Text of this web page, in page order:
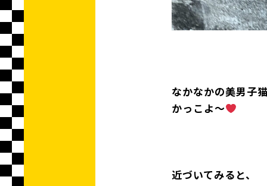
なかなかの美男子
かっこよ〜
近づいてみると、